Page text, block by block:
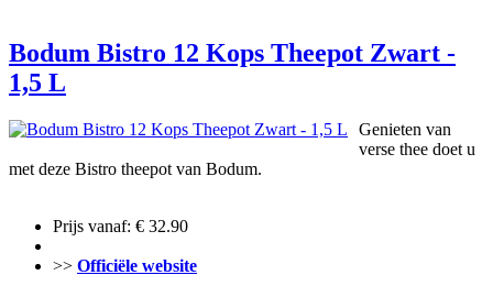
Bodum Bistro 12 Kops Theepot Zwart -
1,5 L
Genieten van
verse thee doet u
met deze Bistro theepot van Bodum.
Prijs vanaf: € 32.90
>> Officiële website